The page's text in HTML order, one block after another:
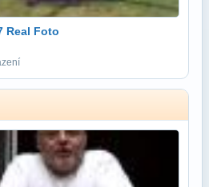
Real Foto